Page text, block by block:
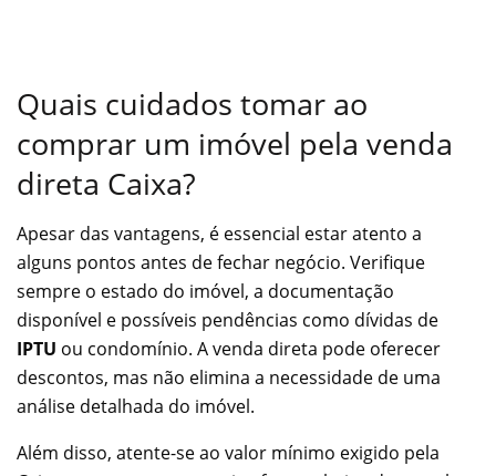
Quais cuidados tomar ao
comprar um imóvel pela venda
direta Caixa?
Apesar das vantagens, é essencial estar atento a
alguns pontos antes de fechar negócio. Verifique
sempre o estado do imóvel, a documentação
disponível e possíveis pendências como dívidas de
IPTU ou condomínio. A venda direta pode oferecer
descontos, mas não elimina a necessidade de uma
análise detalhada do imóvel.
Além disso, atente-se ao valor mínimo exigido pela